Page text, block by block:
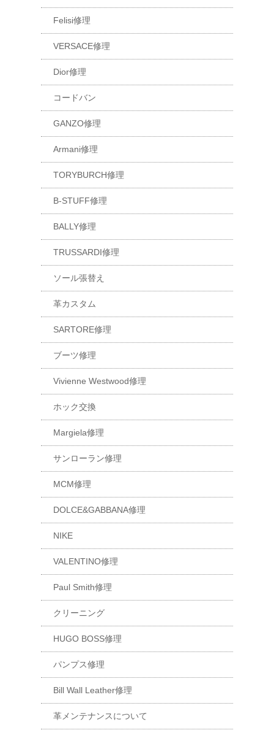
Felisi修理
VERSACE修理
Dior修理
コードバン
GANZO修理
Armani修理
TORYBURCH修理
B-STUFF修理
BALLY修理
TRUSSARDI修理
ソール張替え
革カスタム
SARTORE修理
ブーツ修理
Vivienne Westwood修理
ホック交換
Margiela修理
サンローラン修理
MCM修理
DOLCE&GABBANA修理
NIKE
VALENTINO修理
Paul Smith修理
クリーニング
HUGO BOSS修理
パンプス修理
Bill Wall Leather修理
革メンテナンスについて